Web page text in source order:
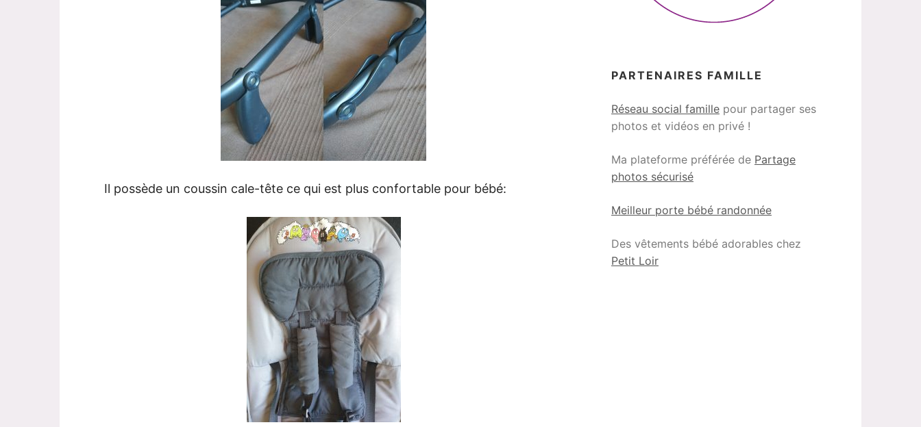
Il possède un coussin cale-tête ce qui est plus confortable pour bébé:
PARTENAIRES FAMILLE
Réseau social famille pour partager ses
photos et vidéos en privé !
Ma plateforme préférée de Partage
photos sécurisé
Meilleur porte bébé randonnée
Des vêtements bébé adorables chez
Petit Loir